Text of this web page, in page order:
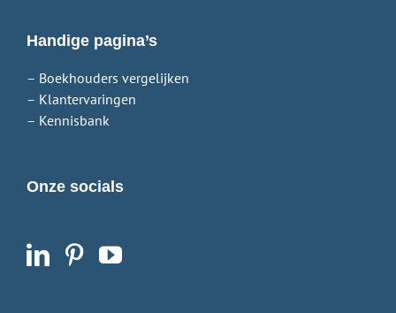
Handige pagina’s
– Boekhouders vergelijken
– Klantervaringen
– Kennisbank
Onze socials